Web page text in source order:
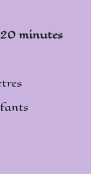
minutes